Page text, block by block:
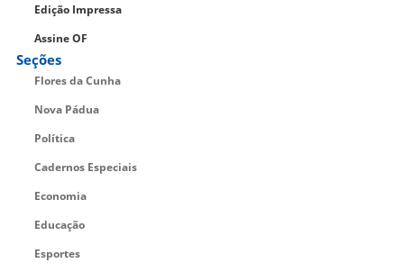
Edição Impressa
Assine OF
Seções
Flores da Cunha
Nova Pádua
Política
Cadernos Especiais
Economia
Educação
Esportes